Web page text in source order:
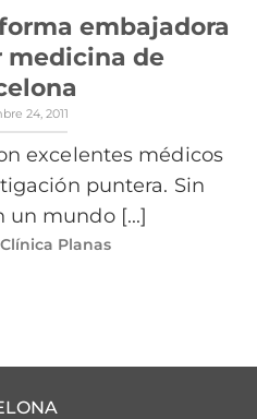
embajadora
medicina de
24, 2011
excelentes médicos
puntera. Sin
un mundo [...]
Planas